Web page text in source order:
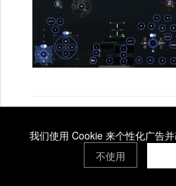
5.5 其他：可以根据游戏内
的操作习惯。
我们使用 Cookie 来个性化广告并
不使用